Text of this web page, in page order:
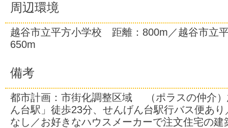
周辺環境
越谷市立平方小学校 距離：800m／越谷市立
650m
備考
都市計画：市街化調整区域 （ポラスの仲介）
ん台駅」徒歩23分、せんげん台駅行バス便あ
なし／お好きなハウスメーカーで注文住宅の建